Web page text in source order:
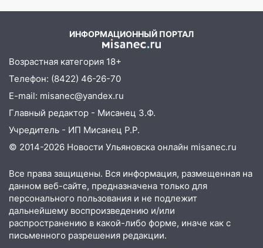
Бросила кирпич в жену брата: в
Ульяновской области завели дело на
агрессивную женщину
15:47
На улице Радищева сбили
курьера: крупная авария в Ульяновске
Проводил до квартиры и ограбил:
новый кавалер женщины оказался
рецидивистом
14:26 В Ульяновске ограничат движение
по улице Ефремова
14:23 67% ульяновцев готовы
передумать увольняться, если им
повысят зарплату
ИНФОРМАЦИОННЫЙ ПОРТАЛ
Возрастная категория 18+
Телефон: (8422) 46-26-70
E-mail: misanec@yandex.ru
Главный редактор - Мисанец З.Ф.
Учредитель - ИП Мисанец Р.Р.
© 2014-2026 Новости Ульяновска онлайн misanec.ru
Все права защищены. Вся информация, размещенная на
данном веб-сайте, предназначена только для
персонального пользования и не подлежит
дальнейшему воспроизведению и/или
распространению в какой-либо форме, иначе как с
письменного разрешения редакции.